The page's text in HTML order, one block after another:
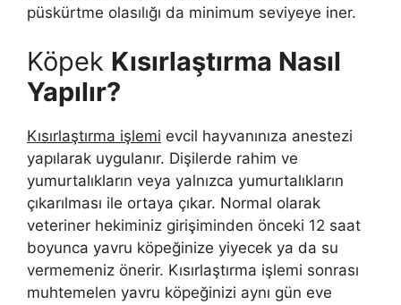
püskürtme olasılığı da minimum seviyeye iner.
Köpek Kısırlaştırma Nasıl
Yapılır?
Kısırlaştırma işlemi evcil hayvanınıza anestezi
yapılarak uygulanır. Dişilerde rahim ve
yumurtalıkların veya yalnızca yumurtalıkların
çıkarılması ile ortaya çıkar. Normal olarak
veteriner hekiminiz girişiminden önceki 12 saat
boyunca yavru köpeğinize yiyecek ya da su
vermemeniz önerir. Kısırlaştırma işlemi sonrası
muhtemelen yavru köpeğinizi aynı gün eve